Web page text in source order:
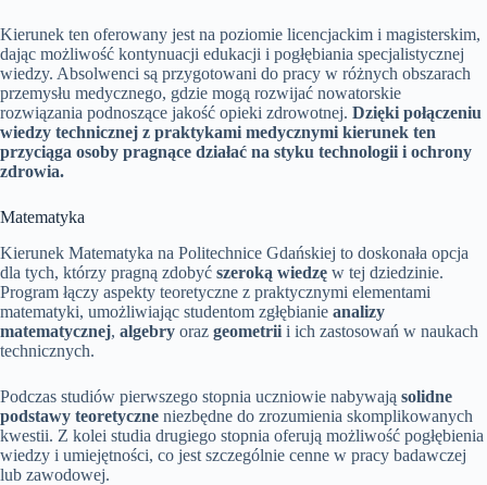
Kierunek ten oferowany jest na poziomie licencjackim i magisterskim,
dając możliwość kontynuacji edukacji i pogłębiania specjalistycznej
wiedzy. Absolwenci są przygotowani do pracy w różnych obszarach
przemysłu medycznego, gdzie mogą rozwijać nowatorskie
rozwiązania podnoszące jakość opieki zdrowotnej. Dzięki połączeniu
wiedzy technicznej z praktykami medycznymi kierunek ten
przyciąga osoby pragnące działać na styku technologii i ochrony
zdrowia.
Matematyka
Kierunek Matematyka na Politechnice Gdańskiej to doskonała opcja
dla tych, którzy pragną zdobyć szeroką wiedzę w tej dziedzinie.
Program łączy aspekty teoretyczne z praktycznymi elementami
matematyki, umożliwiając studentom zgłębianie analizy
matematycznej, algebry oraz geometrii i ich zastosowań w naukach
technicznych.
Podczas studiów pierwszego stopnia uczniowie nabywają solidne
podstawy teoretyczne niezbędne do zrozumienia skomplikowanych
kwestii. Z kolei studia drugiego stopnia oferują możliwość pogłębienia
wiedzy i umiejętności, co jest szczególnie cenne w pracy badawczej
lub zawodowej.